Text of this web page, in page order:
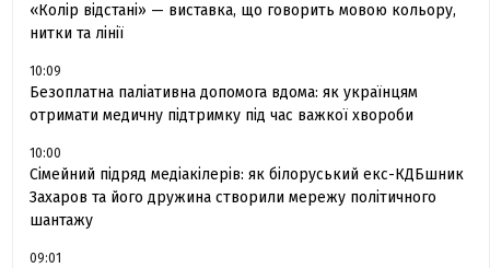
«Колір відстані» — виставка, що говорить мовою кольору,
нитки та лінії
10:09
Безоплатна паліативна допомога вдома: як українцям
отримати медичну підтримку під час важкої хвороби
10:00
Сімейний підряд медіакілерів: як білоруський екс-КДБшник
Захаров та його дружина створили мережу політичного
шантажу
09:01